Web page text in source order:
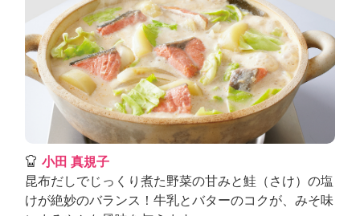
小田 真規子
昆布だしでじっくり煮た野菜の甘みと鮭（さけ）の塩
けが絶妙のバランス！牛乳とバターのコクが、みそ味